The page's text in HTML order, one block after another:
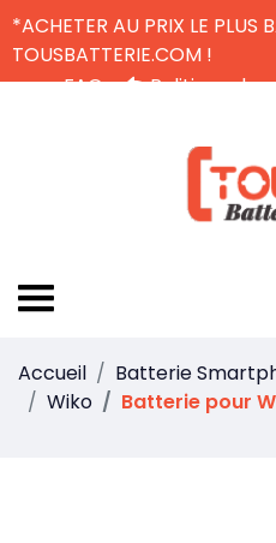
*ACHETER AU PRIX LE PLUS
TOUSBATTERIE.COM !
FAQ
Politique de
Accueil
Batterie
Wiko
Batterie pour